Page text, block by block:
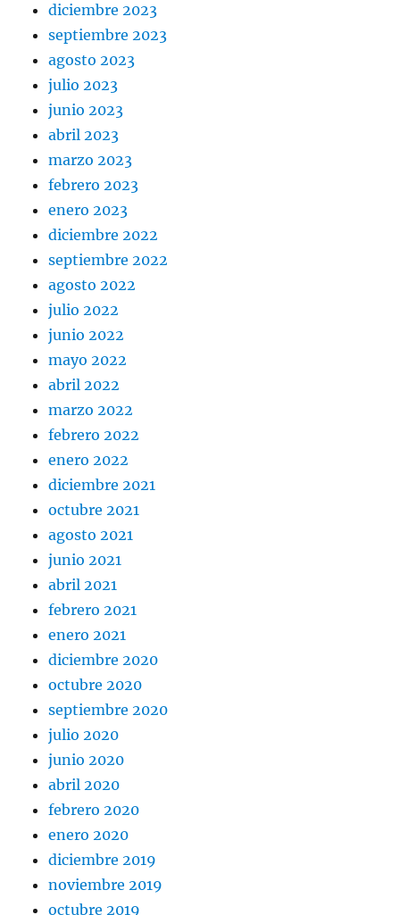
diciembre 2023
septiembre 2023
agosto 2023
julio 2023
junio 2023
abril 2023
marzo 2023
febrero 2023
enero 2023
diciembre 2022
septiembre 2022
agosto 2022
julio 2022
junio 2022
mayo 2022
abril 2022
marzo 2022
febrero 2022
enero 2022
diciembre 2021
octubre 2021
agosto 2021
junio 2021
abril 2021
febrero 2021
enero 2021
diciembre 2020
octubre 2020
septiembre 2020
julio 2020
junio 2020
abril 2020
febrero 2020
enero 2020
diciembre 2019
noviembre 2019
octubre 2019